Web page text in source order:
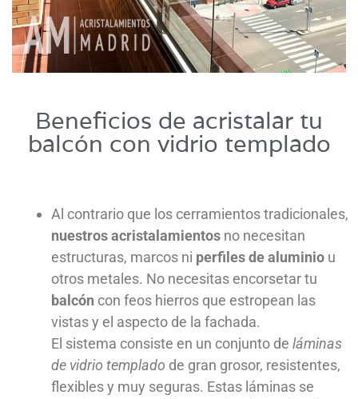
Beneficios de acristalar tu
balcón con vidrio templado
Al contrario que los cerramientos tradicionales,
nuestros acristalamientos no necesitan
estructuras, marcos ni perfiles de aluminio u
otros metales. No necesitas encorsetar tu
balcón con feos hierros que estropean las
vistas y el aspecto de la fachada.
El sistema consiste en un conjunto de láminas
de vidrio templado de gran grosor, resistentes,
flexibles y muy seguras. Estas láminas se